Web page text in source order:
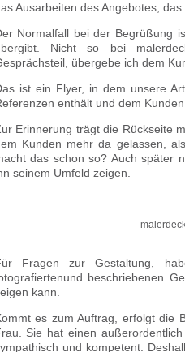
Ausarbeiten des Angebotes, das
Normalfall bei der Begrüßung
Nicht so bei
übergebe ich dem
ist ein Flyer, in dem unsere
enthält und dem
Erinnerung trägt die Rückseite
Kunden mehr da gelassen,
das schon so? Auch später
seinem Umfeld zeigen.
Fragen zur Gestaltung,
beschriebenen
kann.
es zum Auftrag, erfolgt die
Sie hat einen
und kompetent.